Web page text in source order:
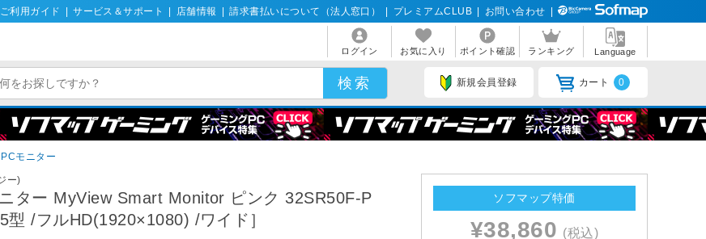
ご利用ガイド サービス＆サポート 店舗情報 請求書払いについて（法人窓口） プレミアムCLUB お問い合わせ
ログイン お気に入り ポイント確認 ランキング Language
新規会員登録 カート 0
PCモニター
ー)
ター MyView Smart Monitor ピンク 32SR50F-P
型 /フルHD(1920×1080) /ワイド］
ソフマップ特価
¥38,860 (税込)